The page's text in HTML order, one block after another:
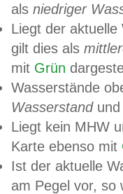
als niedriger
Liegt der
gilt dies als
mit Grün
Wasserstände
Wasserstandund
Liegt kein MHW
Karte ebenso mit
Ist der aktuelle
am Pegel vor,